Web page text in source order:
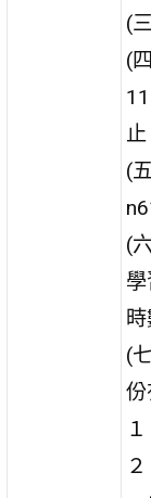
(
(
止
(
(
(
份